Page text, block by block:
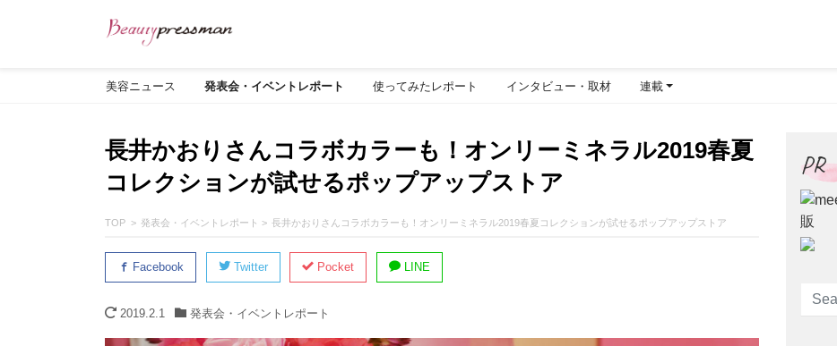
美容ニュース 発表会・イベントレポート 使ってみたレポート インタビュー・取材 連載
長井かおりさんコラボカラーも！オンリーミネラル2019春夏
コレクションが試せるポップアップストア
TOP 発表会・イベントレポート 長井かおりさんコラボカラーも！オンリーミネラル2019春夏コレクションが試せるポップアップストア
Facebook Twitter Pocket LINE
2019.2.1 発表会・イベントレポート
PR